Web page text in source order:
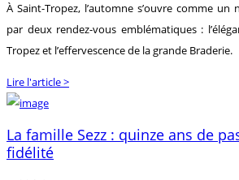
À Saint-Tropez, l’automne s’ouvre comme
par deux rendez-vous emblématiques :
Tropez et l’effervescence de la grande Braderie.
Lire l'article >
La famille Sezz : quinze ans de
fidélité